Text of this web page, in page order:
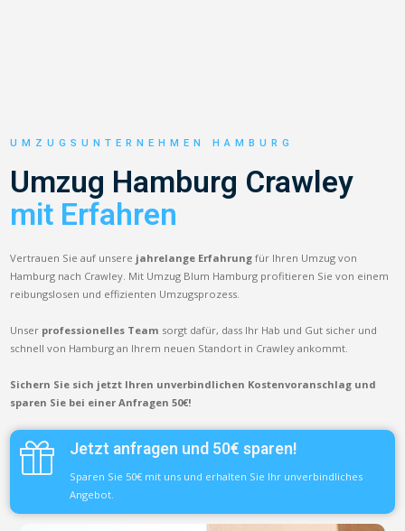
UMZUGSUNTERNEHMEN HAMBURG
Umzug Hamburg Crawley
mit Erfahren
Vertrauen Sie auf unsere jahrelange Erfahrung für Ihren Umzug von
Hamburg nach Crawley. Mit Umzug Blum Hamburg profitieren Sie von einem
reibungslosen und effizienten Umzugsprozess.
Unser professionelles Team sorgt dafür, dass Ihr Hab und Gut sicher und
schnell von Hamburg an Ihrem neuen Standort in Crawley ankommt.
Sichern Sie sich jetzt Ihren unverbindlichen Kostenvoranschlag und
sparen Sie bei einer Anfragen 50€!
Jetzt anfragen und 50€ sparen!
Sparen Sie 50€ mit uns und erhalten Sie Ihr unverbindliches
Angebot.